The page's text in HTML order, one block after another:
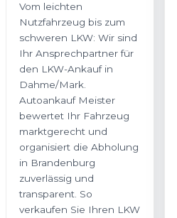
Vom leichten
Nutzfahrzeug bis zum
schweren LKW: Wir sind
Ihr Ansprechpartner für
den LKW-Ankauf in
Dahme/Mark.
Autoankauf Meister
bewertet Ihr Fahrzeug
marktgerecht und
organisiert die Abholung
in Brandenburg
zuverlässig und
transparent. So
verkaufen Sie Ihren LKW